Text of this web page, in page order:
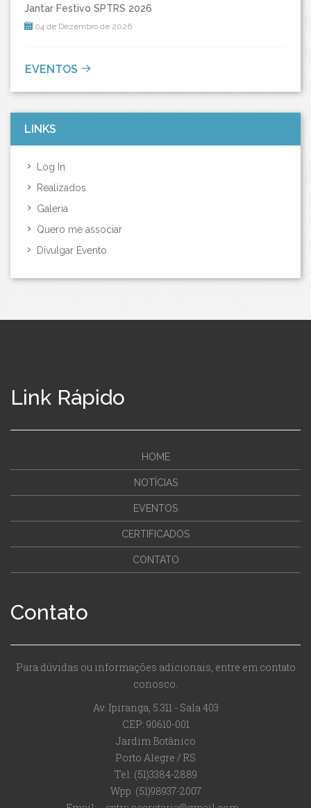
Jantar Festivo SPTRS 2026
04 de Dezembro de 2026
EVENTOS
LINKS
Log In
Realizados
Galeria
Quero me associar
Divulgar Evento
Link Rápido
HOME
NOTÍCIAS
EVENTOS
CERTIFICADOS
CONTATO
Contato
Para dúvidas ou informações adicionais, entre em contato
conosco.
Av. Ipiranga, 5.311 - Sala 403
CEP: 90610-001
Jardim Botânico
Porto Alegre / RS
Tel: (51)3384-2889
Wpp: (51)98937-2007